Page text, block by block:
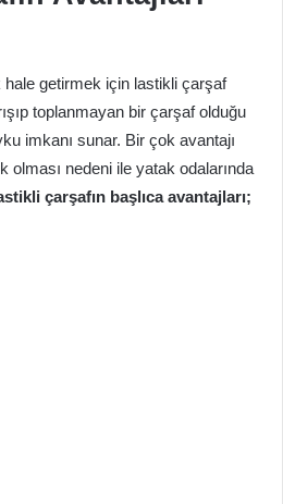
hale getirmek için lastikli çarşaf
toplanmayan bir çarşaf olduğu
imkanı sunar. Bir çok avantajı
olması nedeni ile yatak odalarında
çarşafın başlıca avantajları;